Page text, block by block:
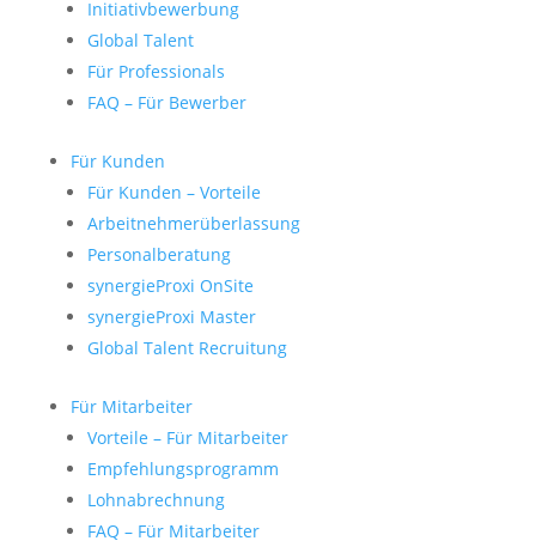
Initiativbewerbung
Global Talent
Für Professionals
FAQ – Für Bewerber
Für Kunden
Für Kunden – Vorteile
Arbeitnehmerüberlassung
Personalberatung
synergieProxi OnSite
synergieProxi Master
Global Talent Recruitung
Für Mitarbeiter
Vorteile – Für Mitarbeiter
Empfehlungsprogramm
Lohnabrechnung
FAQ – Für Mitarbeiter